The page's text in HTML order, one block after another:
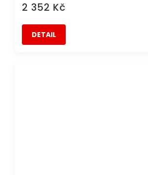
2 352 Kč
DETAIL